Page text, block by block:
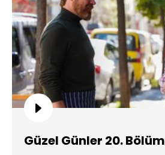
Güzel Günler 20. Bölüm